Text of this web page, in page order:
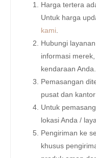
Harga tertera
Untuk harga
kami
Hubungi
informasi
kendaraan Anda.
Pemasangan
pusat dan
Untuk
lokasi Anda /
Pengiriman ke
khusus